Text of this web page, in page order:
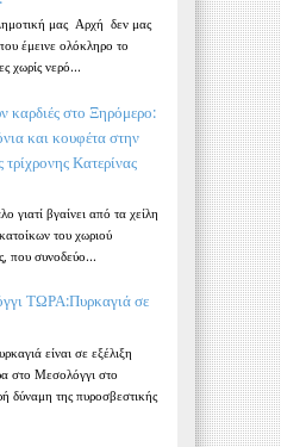
μας Αρχή δεν μας
έμεινε ολόκληρο το
χωρίς νερό...
καρδιές στο Ξηρόμερο:
και κουφέτα στην
τρίχρονης Κατερίνας
γιατί βγαίνει από τα χείλη
του χωριού
που συνοδεύο...
ΤΩΡΑ:Πυρκαγιά σε
είναι σε εξέλιξη
στο Μεσολόγγι στο
δύναμη της πυροσβεστικής